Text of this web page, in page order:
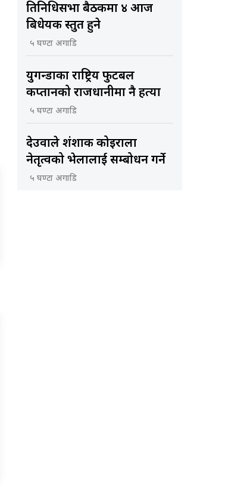
प्रतिनिधिसभा बैठकमा ४ आज
बिधेयक प्रस्तुत हुने
५ घण्टा अगाडि
युगन्डाका राष्ट्रिय फुटबल
कप्तानको राजधानीमा नै हत्या
५ घण्टा अगाडि
देउवाले शंशाक कोइराला
नेतृत्वको भेलालाई सम्बोधन गर्ने
५ घण्टा अगाडि